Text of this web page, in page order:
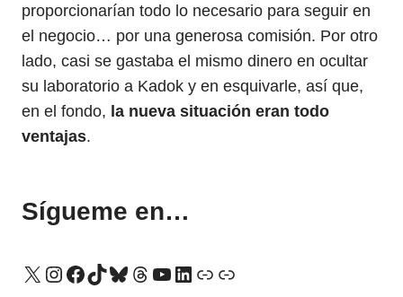
proporcionarían todo lo necesario para seguir en
el negocio… por una generosa comisión. Por otro
lado, casi se gastaba el mismo dinero en ocultar
su laboratorio a Kadok y en esquivarle, así que,
en el fondo, la nueva situación eran todo
ventajas.
Sígueme en…
X Instagram
Facebook
TikTok
Bluesky
Threads
YouTube
LinkedIn
Enlace
Enlace